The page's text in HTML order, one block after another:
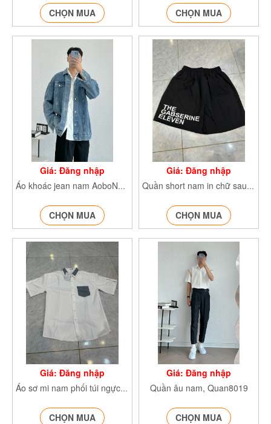
CHỌN MUA CHỌN MUA
Giá: Đăng nhập
Áo khoác jean nam AoboNAMdaitay
CHỌN MUA
Giá: Đăng nhập
Quần short nam in chữ sau Quan8008
CHỌN MUA
Giá: Đăng nhập
Áo sơ mi nam phối túi ngực SMphoicotuinguc65
CHỌN MUA
Giá: Đăng nhập
Quần âu nam, Quan8019
CHỌN MUA